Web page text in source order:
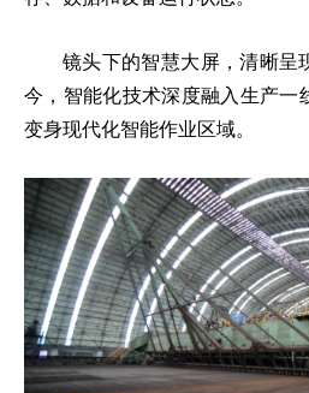
镜头下的智慧大屏，清晰呈
今，智能化技术深度融入生产一
变身现代化智能作业区域。